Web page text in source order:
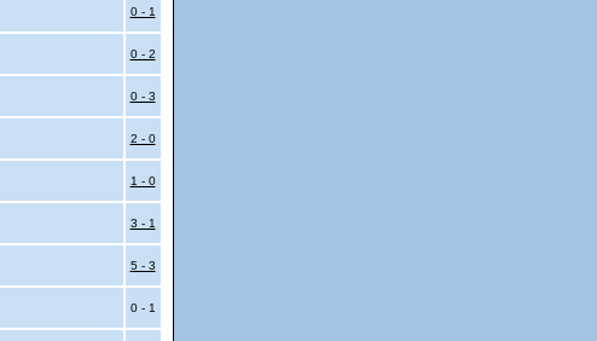
0 - 1
0 - 2
0 - 3
2 - 0
1 - 0
3 - 1
5 - 3
0 - 1